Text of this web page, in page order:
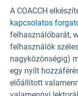
A COACCH
kapcsolatos
felhasználóbarát,
felhasználók
nagyközönségig)
egy nyílt
előállított